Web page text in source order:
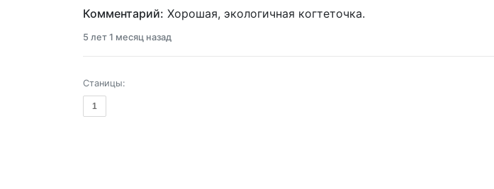
Комментарий: Хорошая, экологичная когтеточка.
5 лет 1 месяц назад
Станицы:
1